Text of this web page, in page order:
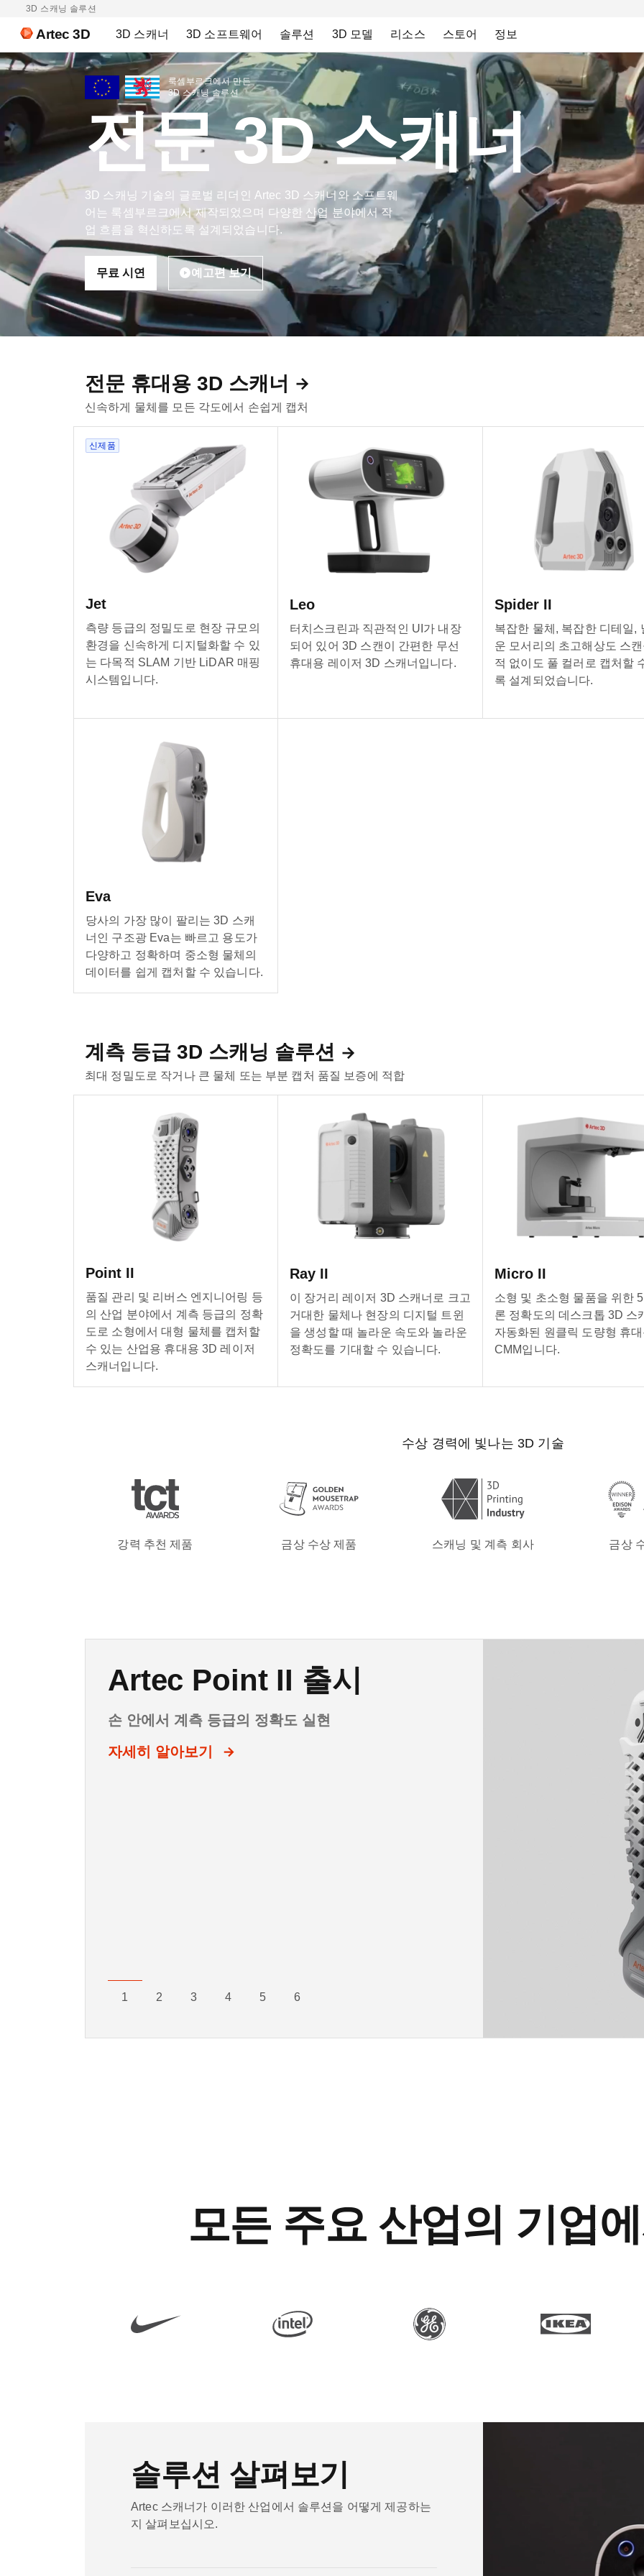
3D 스캐닝 솔루션
Artec 3D 3D 스캐너 3D 소프트웨어 솔루션 3D 모델 리소스 스토어 정보
전문 3D 스캐너
룩셈부르크에서 만든
3D 스캐닝 솔루션
3D 스캐닝 기술의 글로벌 리더인 Artec 3D 스캐너와 소프트웨
어는 룩셈부르크에서 제작되었으며 다양한 산업 분야에서 작
업 흐름을 혁신하도록 설계되었습니다.
무료 시연 예고편 보기
전문 휴대용 3D 스캐너
신속하게 물체를 모든 각도에서 손쉽게 캡처
신제품
Jet
측량 등급의 정밀도로 현장 규모의
환경을 신속하게 디지털화할 수 있
는 다목적 SLAM 기반 LiDAR 매핑
시스템입니다.
Leo
터치스크린과 직관적인 UI가 내장
되어 있어 3D 스캔이 간편한 무선
휴대용 레이저 3D 스캐너입니다.
Spider II
복잡한 물체, 복잡한 디테일,
운 모서리의 초고해상도 스
적 없이도 풀 컬러로 캡처할
록 설계되었습니다.
Eva
당사의 가장 많이 팔리는 3D 스캐
너인 구조광 Eva는 빠르고 용도가
다양하고 정확하며 중소형 물체의
데이터를 쉽게 캡처할 수 있습니다.
계측 등급 3D 스캐닝 솔루션
최대 정밀도로 작거나 큰 물체 또는 부분 캡처 품질 보증에 적합
Point II
품질 관리 및 리버스 엔지니어링 등
의 산업 분야에서 계측 등급의 정확
도로 소형에서 대형 물체를 캡처할
수 있는 산업용 휴대용 3D 레이저
스캐너입니다.
Ray II
이 장거리 레이저 3D 스캐너로 크고
거대한 물체나 현장의 디지털 트윈
을 생성할 때 놀라운 속도와 놀라운
정확도를 기대할 수 있습니다.
Micro II
소형 및 초소형 물품을 위한
론 정확도의 데스크톱 3D 스
자동화된 원클릭 도량형 휴
CMM입니다.
수상 경력에 빛나는 3D 기술
강력 추천 제품 금상 수상 제품 스캐닝 및 계측 회사 금상
Artec Point II 출시
손 안에서 계측 등급의 정확도 실현
자세히 알아보기
신제품 소개: Artec Jet
고속 SLAM 기반 LiDAR
현장 규모 3D 매핑
Artec Studio Lite
모두를 위한 전문적인 3D 캡처
사진과 동영상을 생생한 3D 모델로 변환
Artec Studio 20
올인원 소프트웨어 솔루션
사실적인 3D 모델 캡처, 편집, 분석
Artec Spider II 출시
초고해상도. 놀라운 디테일. 표적 필요 없음.
자세히 알아보기
3D의 Obama 대통령
Barack Obama 미국 대통령을 Artec Eva로 캡처하여
1 2 3 4 5 6
모든 주요 산업의 기업
솔루션 살펴보기
Artec 스캐너가 이러한 산업에서 솔루션을 어떻게 제공하는
지 살펴보십시오.